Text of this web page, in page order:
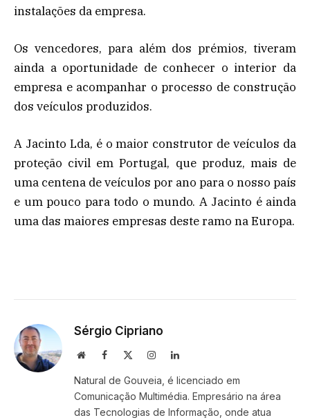
instalações da empresa.
Os vencedores, para além dos prémios, tiveram
ainda a oportunidade de conhecer o interior da
empresa e acompanhar o processo de construção
dos veículos produzidos.
A Jacinto Lda, é o maior construtor de veículos da
proteção civil em Portugal, que produz, mais de
uma centena de veículos por ano para o nosso país
e um pouco para todo o mundo. A Jacinto é ainda
uma das maiores empresas deste ramo na Europa.
Sérgio Cipriano
WebsiteFacebook InstagramLinkedIn
Natural de Gouveia, é licenciado em
Comunicação Multimédia. Empresário na área
das Tecnologias de Informação, onde atua